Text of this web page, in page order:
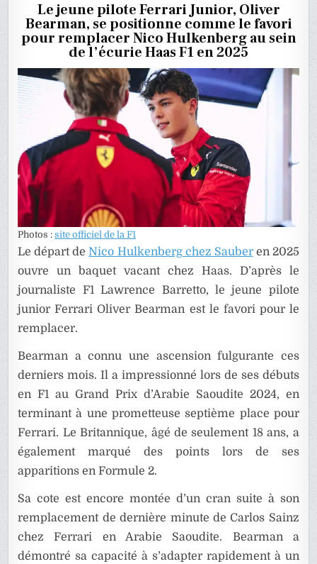
CHEZ
HAAS
Le jeune pilote Ferrari Junior, Oliver
Bearman, se positionne comme le favori
pour remplacer Nico Hulkenberg au sein
de l’écurie Haas F1 en 2025
Photos :site officiel de la F1
Le départ deNico Hulkenberg chez Sauberen 2025
ouvre un baquet vacant chez Haas. D’après le
journaliste F1 Lawrence Barretto, le jeune pilote
junior Ferrari Oliver Bearman est le favori pour le
remplacer.
Bearman a connu une ascension fulgurante ces
derniers mois. Il a impressionné lors de ses débuts
en F1 au Grand Prix d’Arabie Saoudite 2024, en
terminant à une prometteuse septième place pour
Ferrari. Le Britannique, âgé de seulement 18 ans, a
également marqué des points lors de ses
apparitions en Formule 2.
Sa cote est encore montée d’un cran suite à son
remplacement de dernière minute de Carlos Sainz
chez Ferrari en Arabie Saoudite. Bearman a
démontré sa capacité à s’adapter rapidement à un